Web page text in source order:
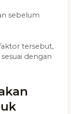
sebelum
tersebut,
dengan